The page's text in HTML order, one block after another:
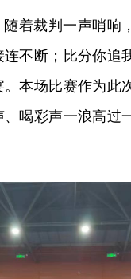
着裁判一声哨响
不断；比分你追
本场比赛作为此
喝彩声一浪高过